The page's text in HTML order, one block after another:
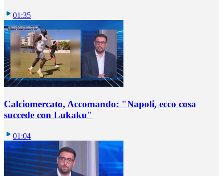
01:35
Calciomercato, Accomando: "Napoli, ecco cosa
succede con Lukaku"
01:04